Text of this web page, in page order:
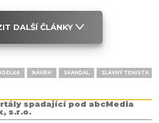
DALŠÍ ČLÁNKY
NÁVRH SKANDÁL SLAVNÝ TENISTA
spadající pod abcMedia
s.r.o.